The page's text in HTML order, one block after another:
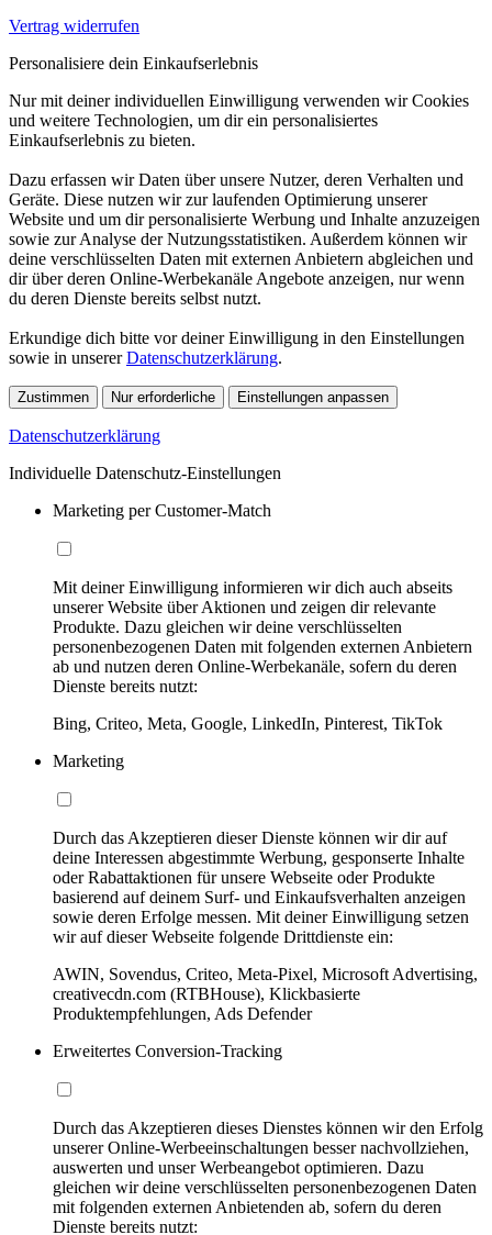
Vertrag widerrufen
Personalisiere dein Einkaufserlebnis
Nur mit deiner individuellen Einwilligung verwenden wir Cookies
und weitere Technologien, um dir ein personalisiertes
Einkaufserlebnis zu bieten.
Dazu erfassen wir Daten über unsere Nutzer, deren Verhalten und
Geräte. Diese nutzen wir zur laufenden Optimierung unserer
Website und um dir personalisierte Werbung und Inhalte anzuzeigen
sowie zur Analyse der Nutzungsstatistiken. Außerdem können wir
deine verschlüsselten Daten mit externen Anbietern abgleichen und
dir über deren Online-Werbekanäle Angebote anzeigen, nur wenn
du deren Dienste bereits selbst nutzt.
Erkundige dich bitte vor deiner Einwilligung in den Einstellungen
sowie in unsererDatenschutzerklärung.
Zustimmen Nur erforderliche Einstellungen anpassen
Datenschutzerklärung
Individuelle Datenschutz-Einstellungen
Marketing per Customer-Match
Mit deiner Einwilligung informieren wir dich auch abseits
unserer Website über Aktionen und zeigen dir relevante
Produkte. Dazu gleichen wir deine verschlüsselten
personenbezogenen Daten mit folgenden externen Anbietern
ab und nutzen deren Online-Werbekanäle, sofern du deren
Dienste bereits nutzt:
Bing, Criteo, Meta, Google, LinkedIn, Pinterest, TikTok
Marketing
Durch das Akzeptieren dieser Dienste können wir dir auf
deine Interessen abgestimmte Werbung, gesponserte Inhalte
oder Rabattaktionen für unsere Webseite oder Produkte
basierend auf deinem Surf- und Einkaufsverhalten anzeigen
sowie deren Erfolge messen. Mit deiner Einwilligung setzen
wir auf dieser Webseite folgende Drittdienste ein:
AWIN, Sovendus, Criteo, Meta-Pixel, Microsoft Advertising,
creativecdn.com (RTBHouse), Klickbasierte
Produktempfehlungen, Ads Defender
Erweitertes Conversion-Tracking
Durch das Akzeptieren dieses Dienstes können wir den Erfolg
unserer Online-Werbeeinschaltungen besser nachvollziehen,
auswerten und unser Werbeangebot optimieren. Dazu
gleichen wir deine verschlüsselten personenbezogenen Daten
mit folgenden externen Anbietenden ab, sofern du deren
Dienste bereits nutzt: